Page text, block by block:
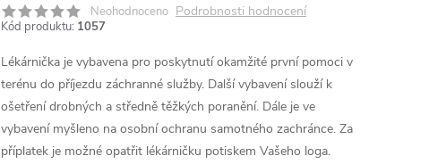
Neohodnoceno Podrobnosti hodnocení
Kód produktu: 1057
Lékárnička je vybavena pro poskytnutí okamžité první pomoci v
terénu do příjezdu záchranné služby. Další vybavení slouží k
ošetření drobných a středně těžkých poranění. Dále je ve
vybavení myšleno na osobní ochranu samotného zachránce. Za
příplatek je možné opatřit lékárničku potiskem Vašeho loga.